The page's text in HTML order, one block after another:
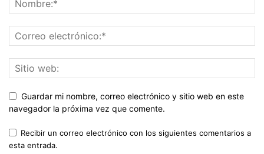
Guardar mi nombre, correo electrónico y sitio web en este
navegador la próxima vez que comente.
Recibir un correo electrónico con los siguientes comentarios a
esta entrada.